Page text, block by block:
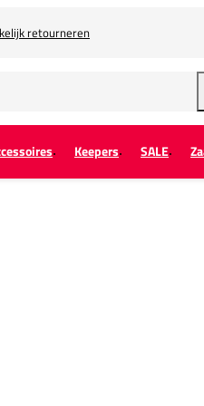
retourneren
Keepers SALE